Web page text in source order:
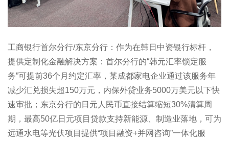
工商银行首尔分行/东京分行：作为在韩日中资银行标杆，
提供定制化金融解决方案：首尔分行的“韩元汇率锁定服
务”可提前36个月约定汇率，某成都家电企业通过该服务年
减少汇兑损失超150万元，内保外贷业务5000万美元以下快
速审批；东京分行的日元人民币直接结算缩短30%清算周
期，最高50亿日元项目贷款支持新能源、制造业落地，可为
远通水电等光伏项目提供“项目融资+并网咨询”一体化服